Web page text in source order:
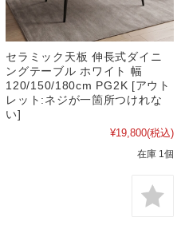
セラミック天板 伸長式ダイニ
ングテーブル ホワイト 幅
120/150/180cm PG2K [アウト
レット:ネジが一箇所つけれな
い]
¥19,800(税込)
在庫 1個